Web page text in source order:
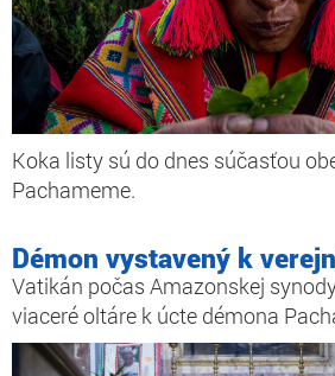
Koka listy sú do dnes súčasťou
Pachameme.
Démon vystavený k
Vatikán počas Amazonskej
viaceré oltáre k úcte démona